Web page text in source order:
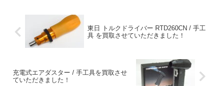
東日 トルクドライバー RTD260CN / 手工
具 を買取させていただきました！
充電式エアダスター / 手工具を買取させ
ていただきました！